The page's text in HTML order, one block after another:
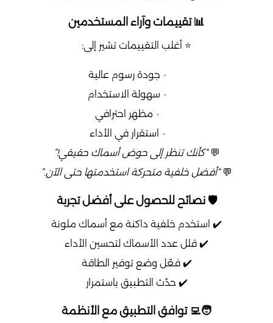
📊 تقييمات وآراء المستخدمين
⭐ أغلب التقييمات تشير إلى:
جودة رسوم عالية
سهولة الاستخدام
مظهر احترافي
استقرار في الأداء
💬“كأنك تنظر إلى حوض أسماك حقيقي!”
💬“أفضل خلفية متحركة استخدمتها حتى الآن.”
🛡️ نصائح للحصول على أفضل تجربة
✔️ استخدم خلفية داكنة مع أسماك ملونة
✔️ قلل عدد الأسماك لتحسين الأداء
✔️ فعّل وضع توفير الطاقة
✔️ حدّث التطبيق باستمرار
🧑‍💻 توافق التطبيق مع الأنظمة